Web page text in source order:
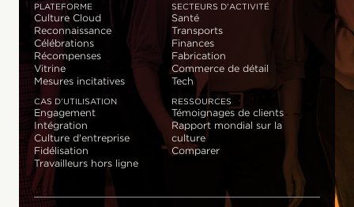
PLATEFORME
Culture Cloud
Reconnaissance
Célébrations
Récompenses
Vitrine
Mesures incitatives
SECTEURS D'ACTIVITÉ
Santé
Transports
Finances
Fabrication
Commerce de détail
Tech
CAS D'UTILISATION
Engagement
Intégration
Culture d'entreprise
Fidélisation
Travailleurs hors ligne
RESSOURCES
Témoignages de clients
Rapport mondial sur la
culture
Comparer